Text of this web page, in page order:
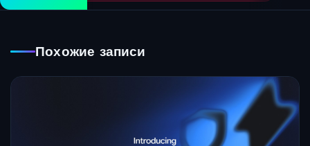
Похожие записи